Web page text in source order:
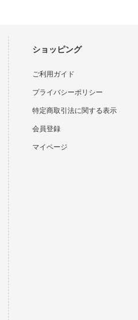
ショッピング
ご利用ガイド
プライバシーポリシー
特定商取引法に関する表示
会員登録
マイページ